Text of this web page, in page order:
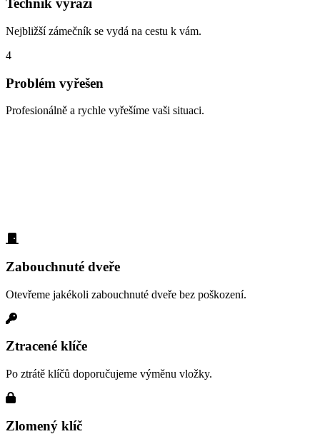
Technik vyráží
Nejbližší zámečník se vydá na cestu k vám.
4
Problém vyřešen
Profesionálně a rychle vyřešíme vaši situaci.
Zabouchnuté dveře
Otevřeme jakékoli zabouchnuté dveře bez poškození.
Ztracené klíče
Po ztrátě klíčů doporučujeme výměnu vložky.
Zlomený klíč